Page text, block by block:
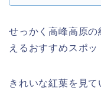
せっかく高峰高原
えるおすすめスポ
きれいな紅葉を見